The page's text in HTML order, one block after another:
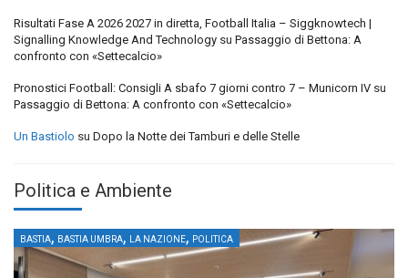
Risultati Fase A 2026 2027 in diretta, Football Italia – Siggknowtech |
Signalling Knowledge And Technology su Passaggio di Bettona: A
confronto con «Settecalcio»
Pronostici Football: Consigli A sbafo 7 giorni contro 7 – Municorn IV su
Passaggio di Bettona: A confronto con «Settecalcio»
Un Bastiolo su Dopo la Notte dei Tamburi e delle Stelle
Politica e Ambiente
BASTIA, BASTIA UMBRA, LA NAZIONE, POLITICA